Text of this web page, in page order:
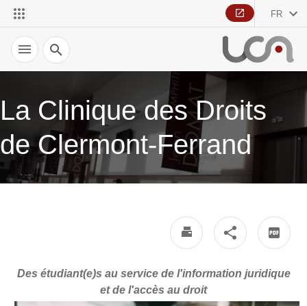
FR
Recherche
La Clinique des Droits
de Clermont-Ferrand
Des étudiant(e)s au service de l'information juridique
et de l'accès au droit